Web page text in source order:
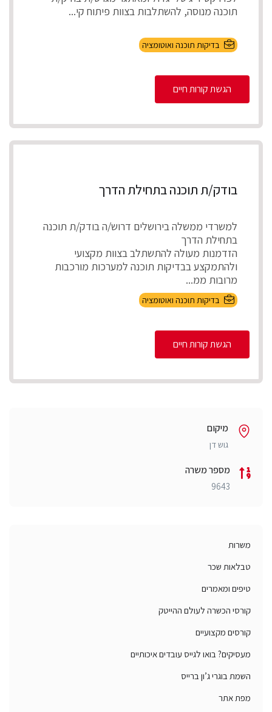
תוכנה מנוסה, להשתלבות בצוות פיתוח קי...
בדיקות תוכנה ואוטומציה
הגשת קורות חיים
בודק/ת תוכנה בתחילת הדרך
למשרדי ממשלה בירושלים דרוש/ה בודק/ת תוכנה
בתחילת הדרך
הזדמנות מעולה להתשתלב בצוות מקצועי
ולהתמקצע בבדיקות תוכנה למערכות מורכבות
מרובות ממ...
בדיקות תוכנה ואוטומציה
הגשת קורות חיים
מיקום
גוש דן
מספר משרה
9643
משרות
טבלאות שכר
טיפים ומאמרים
קורסי הכשרה לעולם ההייטק
קורסים מקצועיים
מעסיקים? בואו לגייס עובדים איכותיים
השמת בוגרי ג’ון ברייס
מפת אתר